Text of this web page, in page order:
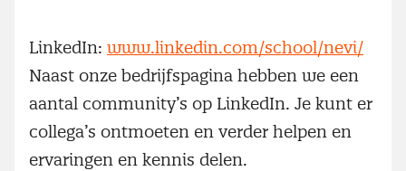
LinkedIn: www.linkedin.com/school/nevi/
Naast onze bedrijfspagina hebben we een
aantal community’s op LinkedIn. Je kunt er
collega’s ontmoeten en verder helpen en
ervaringen en kennis delen.